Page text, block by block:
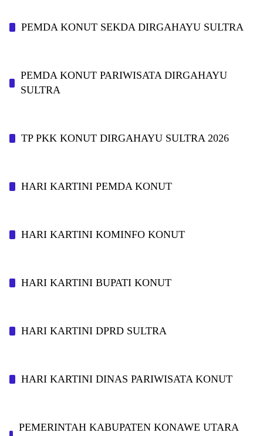
PEMDA KONUT SEKDA DIRGAHAYU SULTRA
PEMDA KONUT PARIWISATA DIRGAHAYU
SULTRA
TP PKK KONUT DIRGAHAYU SULTRA 2026
HARI KARTINI PEMDA KONUT
HARI KARTINI KOMINFO KONUT
HARI KARTINI BUPATI KONUT
HARI KARTINI DPRD SULTRA
HARI KARTINI DINAS PARIWISATA KONUT
PEMERINTAH KABUPATEN KONAWE UTARA